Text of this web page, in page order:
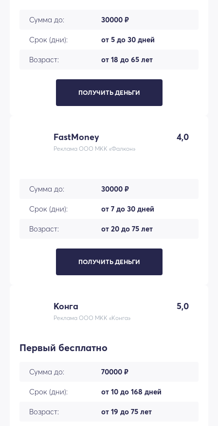
Сумма до: 30000 ₽
Срок (дни): от 5 до 30 дней
Возраст: от 18 до 65 лет
ПОЛУЧИТЬ ДЕНЬГИ
FastMoney 4,0
Реклама ООО МКК «Фалкон»
Сумма до: 30000 ₽
Срок (дни): от 7 до 30 дней
Возраст: от 20 до 75 лет
ПОЛУЧИТЬ ДЕНЬГИ
Конга 5,0
Реклама ООО МКК «Конга»
Первый бесплатно
Сумма до: 70000 ₽
Срок (дни): от 10 до 168 дней
Возраст: от 19 до 75 лет